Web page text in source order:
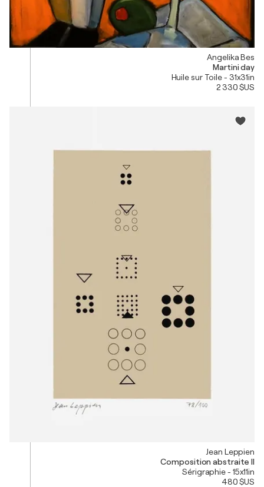
Angelika Bes
Martini day
Huile sur Toile - 31x31in
2 330 $US
Jean Leppien
Composition abstraite II
Sérigraphie - 15x11in
480 $US